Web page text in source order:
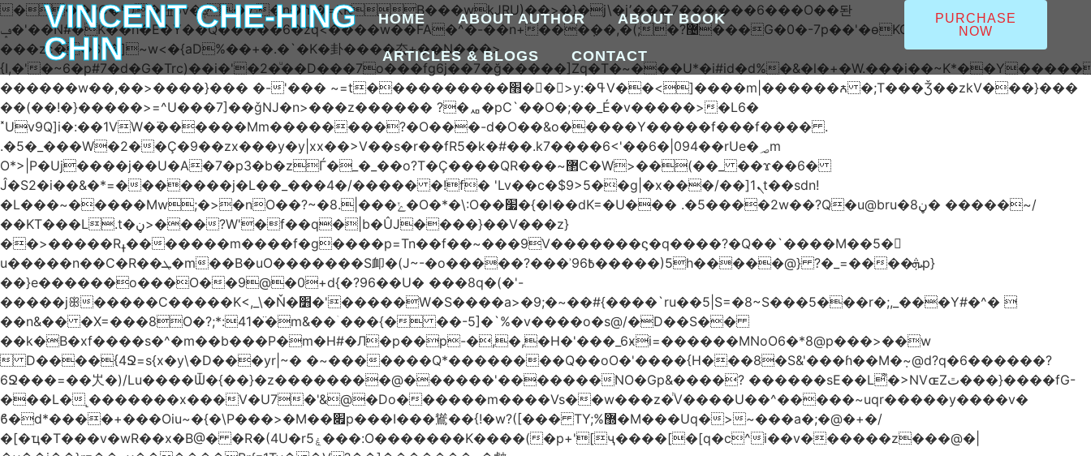
���yC�ʶ0�杻6v�ݙ�v:�n�m�=kKB���wkJRU)��>�}�j\�j՚���7������6���O��돤
ݡ�'��N#�K��h�E�Y��Q�����6�zq<����w��FA�^�-��n+���݂��,�(;�?޴���G�0�-7p��'�өKCw�v��7��fNc/
���zє��Sv�]~w<�{aD%��+�.�`�K�卦����厺+��N���>
{I,�'�~6�p#7�d�G�Trc)��i�'�2�ͧ��D���7o���fg6j��7�ğ�����]Zq�T�~���U*�i#id�d%
������w��,��>����}��� �-'��� ~=t����������׫��ٕ >y:�ߟV��<]����m|������ꙉ �;T���Ǯ��zkV���}���
��(��!�}�����>=^U���7]��ǧǊ�n>���z������ ?�ퟪ�pC`��O�;��_É�v�����>�L6�
˟Uv9Q]i�:��1VW�߳������Mm��������?�O���-d�O��&o�����Y�����f���f���� .
.�5�_���W�2��Ҫ�9��zx���y�y|xx��>V��s�r��fR5�k�#��.k7����6<'��6�|094��rUe�؃m
O*>|P�Uj����j��U�A�7�p3�b�zЃ�_�_��o?T�Ç����QR���~޲C�W>��(��_ ��ϫ��6�
Ĵ�S2�i��&�*=�������j�L��_���4�/����� �!f� 'Lv��c�$9>5��g|�x���/��]ܢ1t��sdn!
�L���~�����Mw;�>�nO��?~�8.|���ݺ�O�*�\:O��׷�{�I��dK=�U��� .�5����2w��?Q�u@bru�8ڼ� �����~/
��KT���L.t�ڼ>���?W'�f��q�|b�ÛJ����}��V���z}
��>�����Rߪ�������m����f�g����p=Tn��f��~���9V�������ϛ�q����?�Q��`����M��5�𳲻
u�����n��C�R��ܛ�m��B�uO�������S卹�(J~-�o�����?���ʾ9߿6�����)5h�����@} ?�_=����ܞp}
��}e������o���O��9@�0+d{�?96��U� ���8q�(�'-
�����jꕥ�����C�����K<,_\�Ň�׻�'�����W�S����a>�9;�~��#{����`ru��5|S=�8~S���5���r�;,_���Y#�^� 
��n&�� �X=���8O�?;*:41�̈�m&��ۤ���{� ��-5]�`%�v����o�s@/�D��S��
��k�B�xf����s�^�m��b���P�m�H#�Л�p��p-�,�,�H�'���_6ӿi=������MNoO6�*8@p���>��w
D����{4Ջ=s{x�y\�D���yr|~� �~�������Q*��������Q��oO�'����{H���8�S&'���ɦ��M�ܼ~@d?q�6������?
6Ջ���=��㞤�)/Lu����Ѿ�{��}�z��������@������'�������NO�Gp&����? ������sE��L͌�>NVɶZٿ���}����fG-
���L�˻�������x���V�U7�'&@�Do������m����Vs��w���z�ͪV����U��^�����~uqr�����y����v�
ϐ�d*����+���Oiu~�{�\P���>�M��׏p���I���䳷��{!�w?([��� TY;%޽�M���Uq�>~���a�;�@�+�/
�[�ҵ�T���v�wR��x�B@� �R�(4U�rۼ5���:O�������K����(�p+'[ҷ����[�[q�c^i��v������z���@�|
VINCENT CHE-HING
CHIN
HOME ABOUT AUTHOR ABOUT BOOK
ARTICLES & BLOGS CONTACT
PURCHASE
NOW